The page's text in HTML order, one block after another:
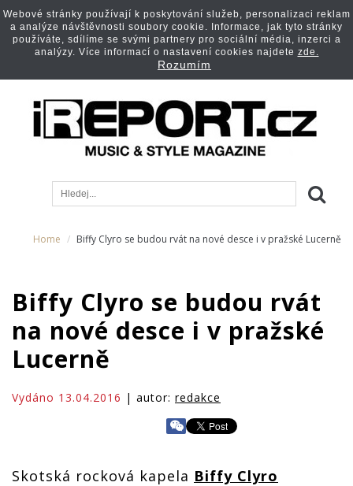
Home Biffy Clyro se budou rvát na nové desce i v pražské Lucerně
Biffy Clyro se budou rvát
na nové desce i v pražské
Lucerně
Vydáno 13.04.2016 | autor: redakce
Skotská rocková kapela Biffy Clyro
Webové stránky používají k poskytování služeb, personalizaci reklam
a analýze návštěvnosti soubory cookie. Informace, jak tyto stránky
používáte, sdílíme se svými partnery pro sociální média, inzerci a
analýzy. Více informací o nastavení cookies najdete zde.
Rozumím